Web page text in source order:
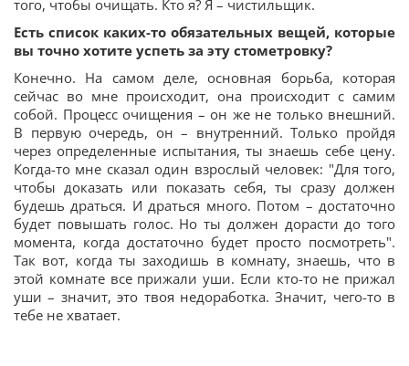
того, чтобы очищать. Кто я? Я – чистильщик.
Есть список каких-то обязательных вещей, которые
вы точно хотите успеть за эту стометровку?
Конечно. На самом деле, основная борьба, которая
сейчас во мне происходит, она происходит с самим
собой. Процесс очищения – он же не только внешний.
В первую очередь, он – внутренний. Только пройдя
через определенные испытания, ты знаешь себе цену.
Когда-то мне сказал один взрослый человек: "Для того,
чтобы доказать или показать себя, ты сразу должен
будешь драться. И драться много. Потом – достаточно
будет повышать голос. Но ты должен дорасти до того
момента, когда достаточно будет просто посмотреть".
Так вот, когда ты заходишь в комнату, знаешь, что в
этой комнате все прижали уши. Если кто-то не прижал
уши – значит, это твоя недоработка. Значит, чего-то в
тебе не хватает.